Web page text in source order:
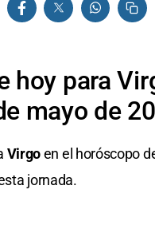
hoy para
mayo de
Virgoen el horóscopo
jornada.